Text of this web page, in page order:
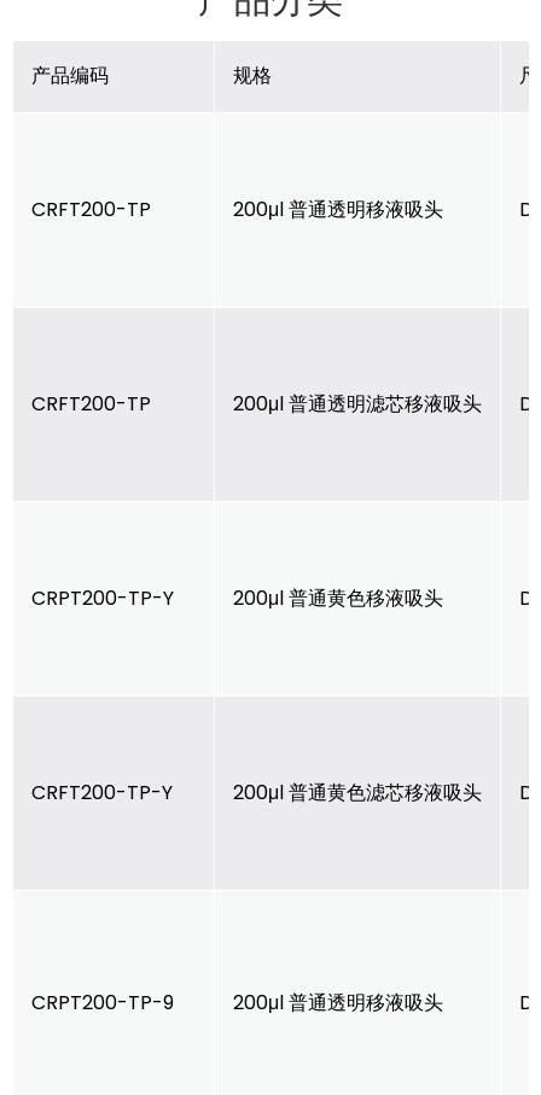
产品编码 规格
CRFT200-TP 200μl 普通透明移液吸头
CRFT200-TP 200μl 普通透明滤芯移液吸头
CRPT200-TP-Y 200μl 普通黄色移液吸头
CRFT200-TP-Y 200μl 普通黄色滤芯移液吸头
CRPT200-TP-9 200μl 普通透明移液吸头